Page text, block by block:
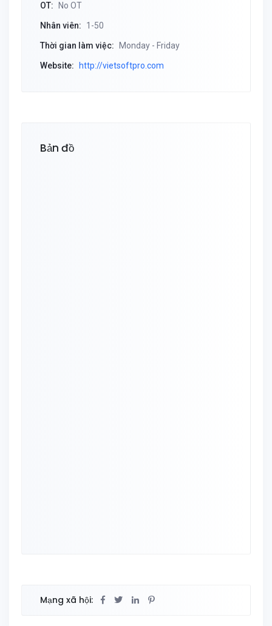
OT: No OT
Nhân viên: 1-50
Thời gian làm việc: Monday - Friday
Website: http://vietsoftpro.com
Bản đồ
Mạng xã hội: